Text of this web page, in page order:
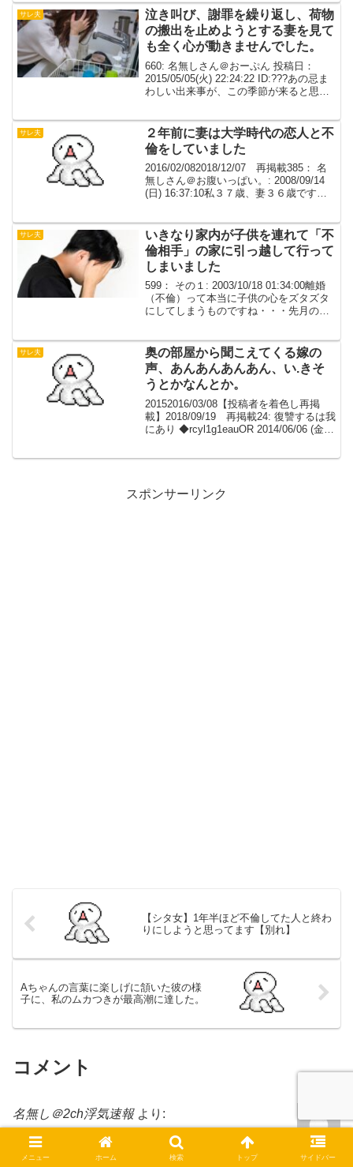
どこで聞きつけたの...
サレ夫
泣き叫び、謝罪を繰り返し、荷物
の搬出を止めようとする妻を見て
も全く心が動きませんでした。
660: 名無しさん＠おーぷん 投稿日：
2015/05/05(火) 22:24:22 ID:???あの忌ま
わしい出来事が、この季節が来ると思い
った瞬間、運命的なものを感じ...
サレ夫
２年前に妻は大学時代の恋人と不
倫をしていました
2016/02/082018/12/07 再掲載385： 名
無しさん＠お腹いっぱい。: 2008/09/14
(日) 16:37:10私３７歳、妻３６歳です
（東京と京都...
サレ夫
いきなり家内が子供を連れて「不
倫相手」の家に引っ越して行って
しまいました
599： その１: 2003/10/18 01:34:00離婚
（不倫）って本当に子供の心をズタズタ
にしてしまうものですね・・・先月のこ
まいました。（相手の男は独身）それ...
サレ夫
奥の部屋から聞こえてくる嫁の
声、あんあんあんあん、い.きそ
うとかなんとか。
20152016/03/08【投稿者を着色し再掲
載】2018/09/19 再掲載24: 復讐するは我
にあり ◆rcyl1g1eauOR 2014/06/06 (金)
スポンサーリンク
【シタ女】1年半ほど不倫してた人と終わ
りにしようと思ってます【別れ】
Aちゃんの言葉に楽しげに頷いた彼の様
子に、私のムカつきが最高潮に達した。
コメント
名無し＠2ch浮気速報 より:
2019-06-11 11:16
嫁がスジの通った対応してきたら反撃できないか
メニュー ホーム 検索 トップ サイドバー